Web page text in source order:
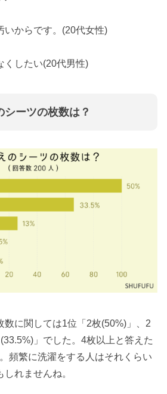
いからです。(20代女性)
くしたい(20代男性)
シーツの枚数は？
数に関しては1位「2枚(50%)」、2
」でした。4枚以上と答えた
頻繁に洗濯をする人はそれくらい
れませんね。